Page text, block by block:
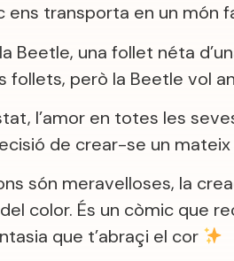
ens transporta en un món
Beetle, una follet néta
follets, però la Beetle vol
l’amor en totes les
de crear-se un
són meravelloses, la
color. És un còmic que
que t’abraçi el cor